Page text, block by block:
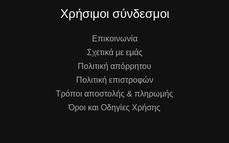
Χρήσιμοι σύνδεσμοι
Επικοινωνία
Σχετικά με εμάς
Πολιτική απόρρητου
Πολιτική επιστροφών
Τρόποι αποστολής & πληρωμής
Όροι και Οδηγίες Χρήσης